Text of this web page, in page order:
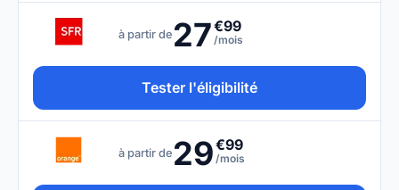
à partir de 27€99
/mois
Tester l'éligibilité
à partir de 29€99
/mois